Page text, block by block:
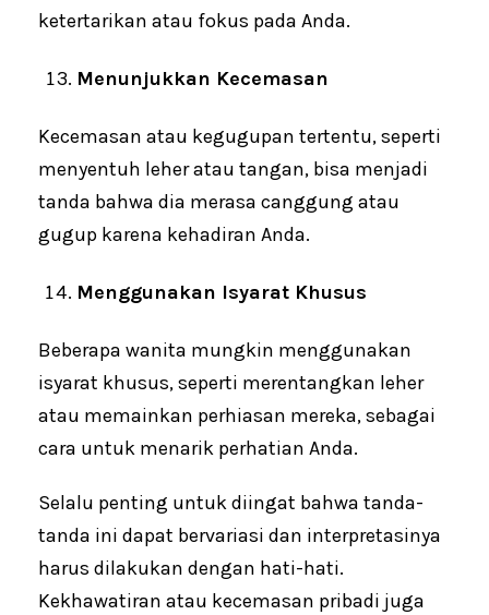
ketertarikan atau fokus pada Anda.
Menunjukkan Kecemasan
Kecemasan atau kegugupan tertentu, seperti
menyentuh leher atau tangan, bisa menjadi
tanda bahwa dia merasa canggung atau
gugup karena kehadiran Anda.
Menggunakan Isyarat Khusus
Beberapa wanita mungkin menggunakan
isyarat khusus, seperti merentangkan leher
atau memainkan perhiasan mereka, sebagai
cara untuk menarik perhatian Anda.
Selalu penting untuk diingat bahwa tanda-
tanda ini dapat bervariasi dan interpretasinya
harus dilakukan dengan hati-hati.
Kekhawatiran atau kecemasan pribadi juga